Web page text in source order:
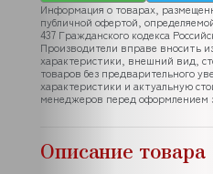
Информация о товарах,
публичной офертой,
437 Гражданского кодекса
Производители вправе вносить
характеристики, внешний вид,
товаров без предварительного
характеристики и актуальную
менеджеров перед оформлением
Описание товара